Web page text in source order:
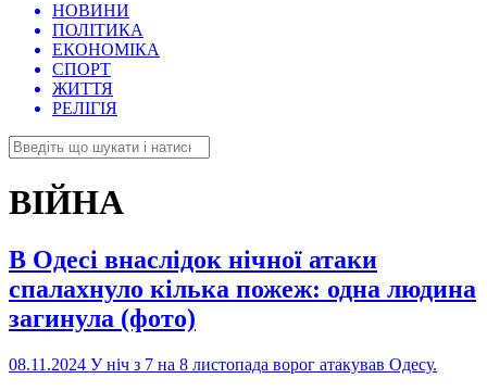
НОВИНИ
ПОЛІТИКА
ЕКОНОМІКА
СПОРТ
ЖИТТЯ
РЕЛІГІЯ
ВІЙНА
В Одесі внаслідок нічної атаки
спалахнуло кілька пожеж: одна людина
загинула (фото)
08.11.2024 У ніч з 7 на 8 листопада ворог атакував Одесу.